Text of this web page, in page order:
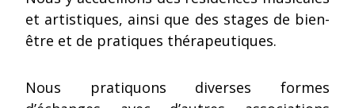
et artistiques, ainsi que des stages de bien-
être et de pratiques thérapeutiques.
Nous pratiquons diverses formes